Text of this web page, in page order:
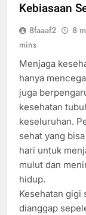
Kebiasaan
8faaaf2 8
mins
Menjaga
hanya
juga
kesehatan
keseluruhan.
sehat yang
hari untuk
mulut dan
hidup.
Kesehatan gigi
dianggap